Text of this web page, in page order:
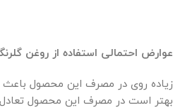
عوارض احتمالی استفاده از روغن
زیاده روی در مصرف این محصول باعث
بهتر است در مصرف این محصول تعادل